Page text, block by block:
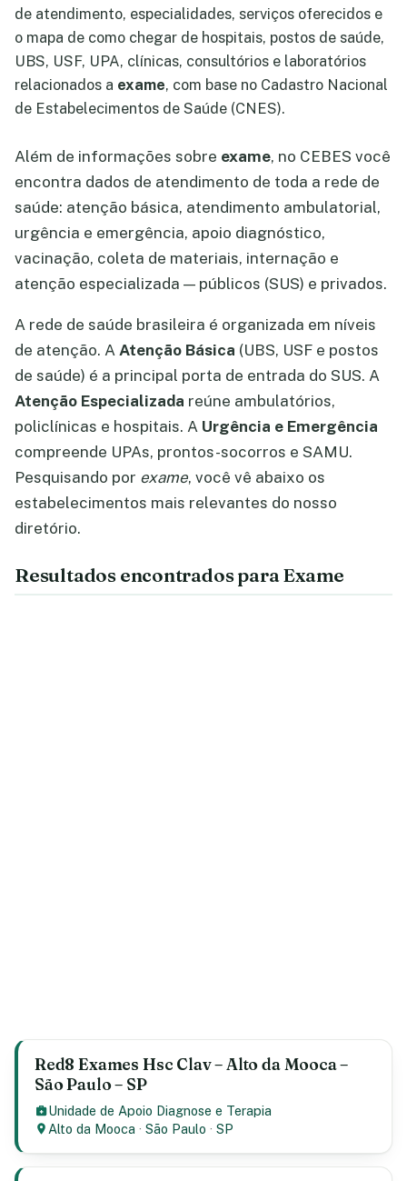
de atendimento, especialidades, serviços oferecidos e
o mapa de como chegar de hospitais, postos de saúde,
UBS, USF, UPA, clínicas, consultórios e laboratórios
relacionados a exame, com base no Cadastro Nacional
de Estabelecimentos de Saúde (CNES).
Além de informações sobre exame, no CEBES você
encontra dados de atendimento de toda a rede de
saúde: atenção básica, atendimento ambulatorial,
urgência e emergência, apoio diagnóstico,
vacinação, coleta de materiais, internação e
atenção especializada — públicos (SUS) e privados.
A rede de saúde brasileira é organizada em níveis
de atenção. A Atenção Básica (UBS, USF e postos
de saúde) é a principal porta de entrada do SUS. A
Atenção Especializada reúne ambulatórios,
policlínicas e hospitais. A Urgência e Emergência
compreende UPAs, prontos-socorros e SAMU.
Pesquisando por exame, você vê abaixo os
estabelecimentos mais relevantes do nosso
diretório.
Resultados encontrados para Exame
Red8 Exames Hsc Clav – Alto da Mooca –
São Paulo – SP
Unidade de Apoio Diagnose e Terapia
Alto da Mooca ·São Paulo ·SP